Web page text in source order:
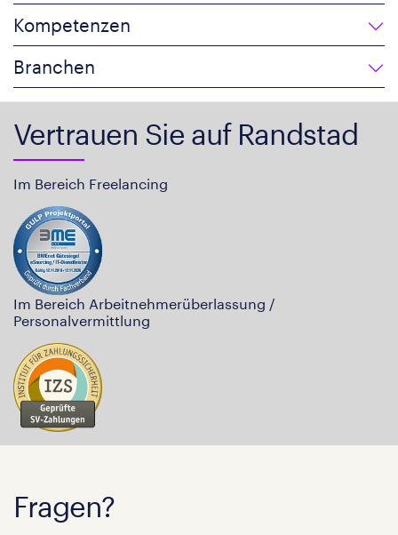
Kompetenzen
Branchen
Vertrauen Sie auf Randstad
Im Bereich Freelancing
Im Bereich Arbeitnehmerüberlassung /
Personalvermittlung
Fragen?